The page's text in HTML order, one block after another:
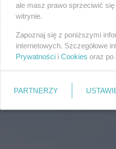
przy
zgromadzenie. Możliwe są
ale masz prawo sprzeciwić
witrynie.
Zapoznaj się z poniższymi
internetowych. Szczegółowe
Prywatności i Cookies oraz po
PARTNERZY